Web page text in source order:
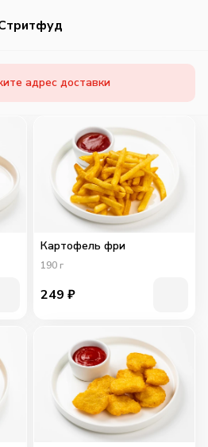
адрес доставки
Картофель фри
190 г
249 ₽